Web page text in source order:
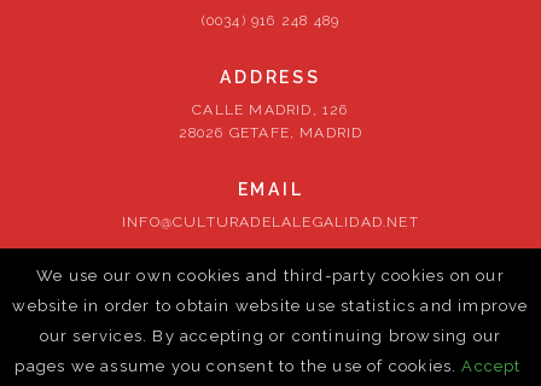
(0034) 916 248 489
ADDRESS
CALLE MADRID, 126
28026 GETAFE, MADRID
EMAIL
INFO@CULTURADELALEGALIDAD.NET
FOLLOW US
We use our own cookies and third-party cookies on our
website in order to obtain website use statistics and improve
our services. By accepting or continuing browsing our
pages we assume you consent to the use of cookies. Accept